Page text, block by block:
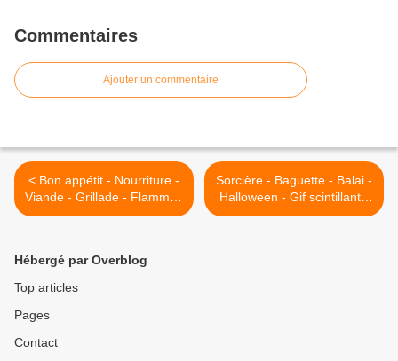
Commentaires
Ajouter un commentaire
< Bon appétit - Nourriture -
Viande - Grillade - Flammes
- Wallpaper - Free
Sorcière - Baguette - Balai -
Halloween - Gif scintillant -
Gratuit >
Hébergé par Overblog
Top articles
Pages
Contact